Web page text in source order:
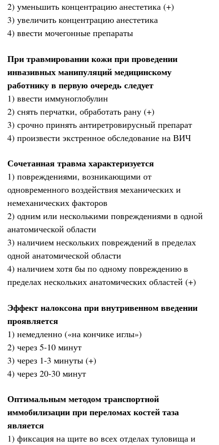
2) уменьшить концентрацию анестетика (+)
3) увеличить концентрацию анестетика
4) ввести мочегонные препараты
При травмировании кожи при проведении
инвазивных манипуляций медицинскому
работнику в первую очередь следует
1) ввести иммуноглобулин
2) снять перчатки, обработать рану (+)
3) срочно принять антиретровирусный препарат
4) произвести экстренное обследование на ВИЧ
Сочетанная травма характеризуется
1) повреждениями, возникающими от
одновременного воздействия механических и
немеханических факторов
2) одним или несколькими повреждениями в одной
анатомической области
3) наличием нескольких повреждений в пределах
одной анатомической области
4) наличием хотя бы по одному повреждению в
пределах нескольких анатомических областей (+)
Эффект налоксона при внутривенном введении
проявляется
1) немедленно («на кончике иглы»)
2) через 5-10 минут
3) через 1-3 минуты (+)
4) через 20-30 минут
Оптимальным методом транспортной
иммобилизации при переломах костей таза
является
1) фиксация на щите во всех отделах туловища и